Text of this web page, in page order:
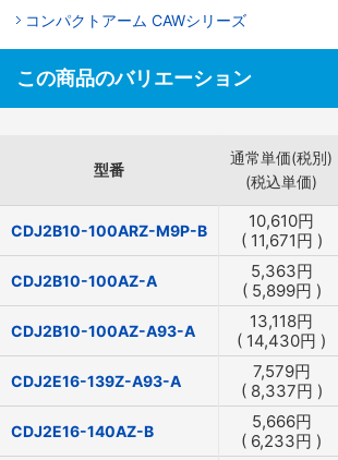
コンパクトアーム CAWシリーズ
この商品のバリエーション
型番
通常単価(税別)
(税込単価)
CDJ2B10-100ARZ-M9P-B 10,610円
( 11,671円 )
CDJ2B10-100AZ-A 5,363円
( 5,899円 )
CDJ2B10-100AZ-A93-A 13,118円
( 14,430円 )
CDJ2E16-139Z-A93-A 7,579円
( 8,337円 )
CDJ2E16-140AZ-B 5,666円
( 6,233円 )